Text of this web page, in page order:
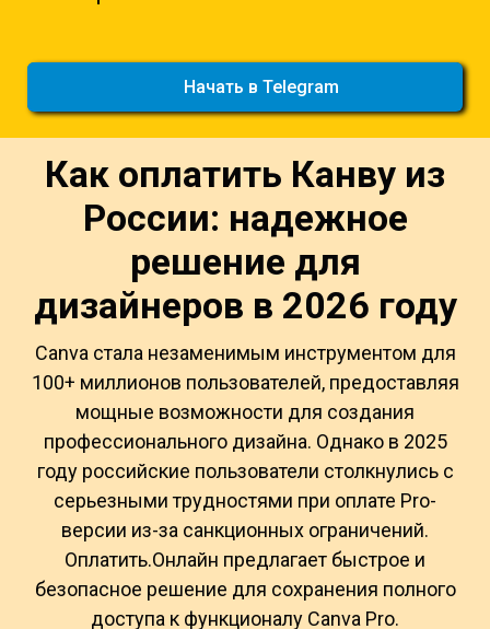
Начать в Telegram
Как оплатить Канву из
России: надежное
решение для
дизайнеров в 2026 году
Canva стала незаменимым инструментом для
100+ миллионов пользователей, предоставляя
мощные возможности для создания
профессионального дизайна. Однако в 2025
году российские пользователи столкнулись с
серьезными трудностями при оплате Pro-
версии из-за санкционных ограничений.
Оплатить.Онлайн предлагает быстрое и
безопасное решение для сохранения полного
доступа к функционалу Canva Pro.